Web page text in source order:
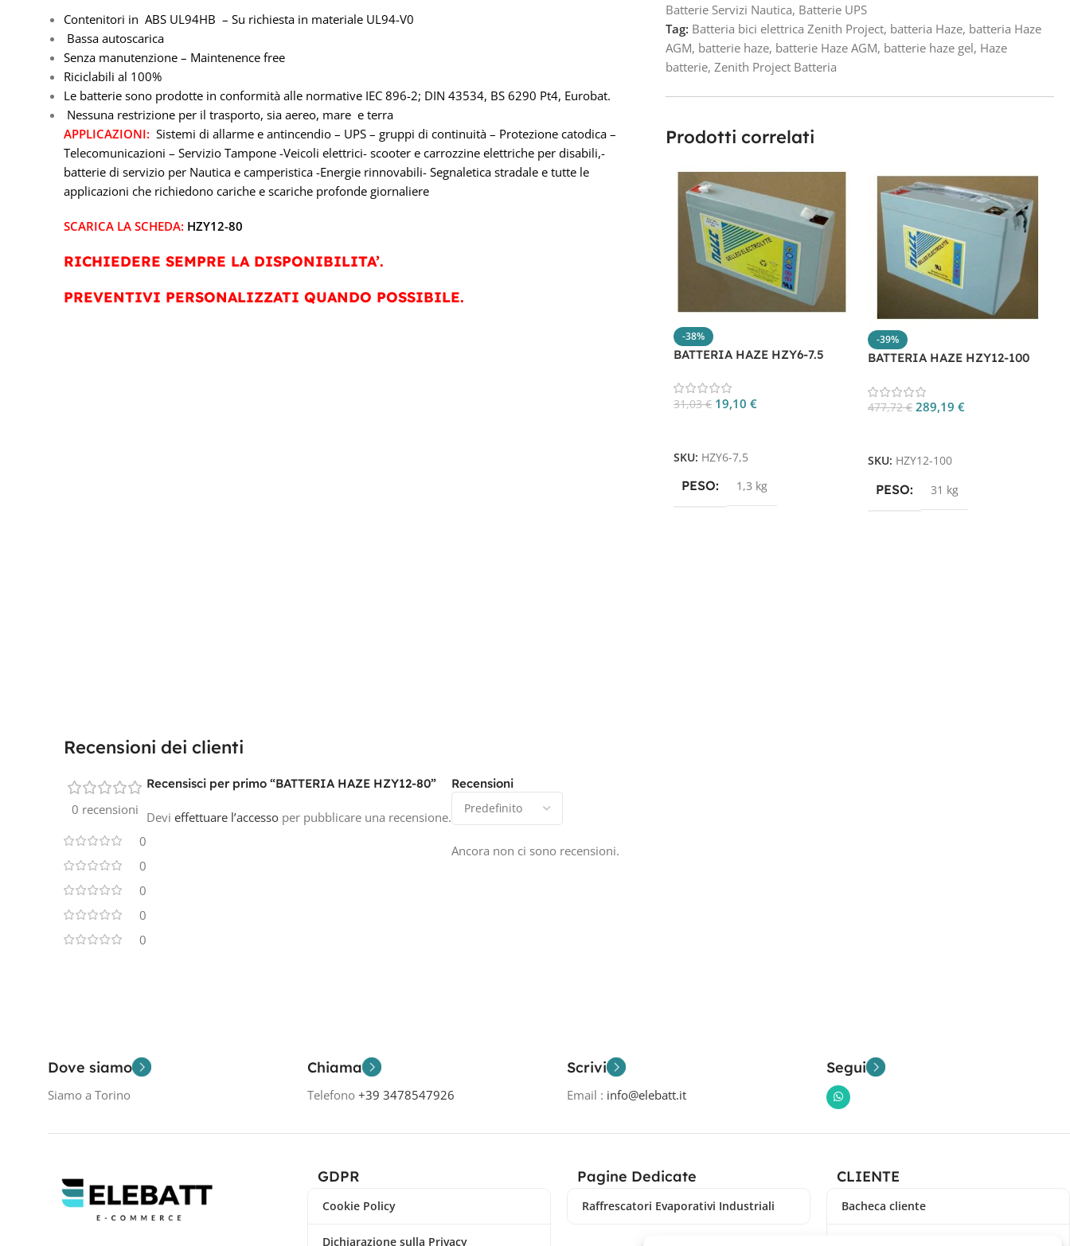
Contenitori in ABS UL94HB – Su richiesta in materiale UL94-V0
Bassa autoscarica
Senza manutenzione – Maintenence free
Riciclabili al 100%
Le batterie sono prodotte in conformità alle normative IEC 896-2; DIN 43534, BS 6290 Pt4, Eurobat.
Nessuna restrizione per il trasporto, sia aereo, mare e terra
APPLICAZIONI: Sistemi di allarme e antincendio – UPS – gruppi di continuità – Protezione catodica –
Telecomunicazioni – Servizio Tampone -Veicoli elettrici- scooter e carrozzine elettriche per disabili,-
batterie di servizio per Nautica e camperistica -Energie rinnovabili- Segnaletica stradale e tutte le
applicazioni che richiedono cariche e scariche profonde giornaliere
SCARICA LA SCHEDA: HZY12-80
RICHIEDERE SEMPRE LA DISPONIBILITA’.
PREVENTIVI PERSONALIZZATI QUANDO POSSIBILE.
Batterie Servizi Nautica, Batterie UPS
Tag: Batteria bici elettrica Zenith Project, batteria Haze, batteria Haze
AGM, batterie haze, batterie Haze AGM, batterie haze gel, Haze
batterie, Zenith Project Batteria
Prodotti correlati
-38%
BATTERIA HAZE HZY6-7.5
31,03€ 19,10€
SKU: HZY6-7,5
PESO 1,3 kg
-39%
BATTERIA HAZE HZY12-100
477,72€ 289,19€
SKU: HZY12-100
PESO 31 kg
Recensioni dei clienti
0 recensioni
0
0
0
0
0
Recensioni
Ancora non ci sono recensioni.
Recensisci per primo “BATTERIA HAZE HZY12-80”
Devi effettuare l’accesso per pubblicare una recensione.
Dove siamo
Siamo a Torino
Chiama
Telefono +39 3478547926
Scrivi
Email : info@elebatt.it
Segui
GDPR
Cookie Policy
Dichiarazione sulla Privacy
Pagine Dedicate
Raffrescatori Evaporativi Industriali
CLIENTE
Bacheca cliente